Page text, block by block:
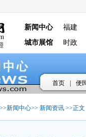
新闻中心 福建
城市展馆
时政
首页 便
>>新闻中心>> 新闻资讯 >>正文